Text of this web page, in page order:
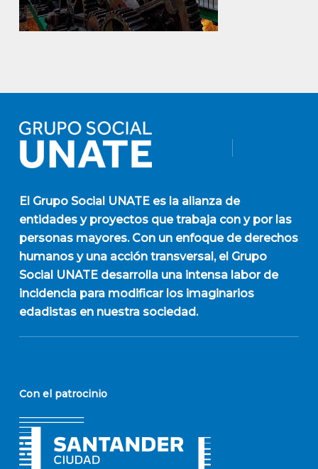
El Grupo Social UNATEes la alianza de
entidades y proyectos que trabaja con y por las
personas mayores. Con un enfoque de derechos
humanos y una acción transversal, el Grupo
Social UNATE desarrolla una intensa labor de
incidencia para modificar los imaginarios
edadistas en nuestra sociedad.
Con el patrocinio